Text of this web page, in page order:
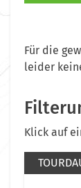
Für die
leider
Klick auf